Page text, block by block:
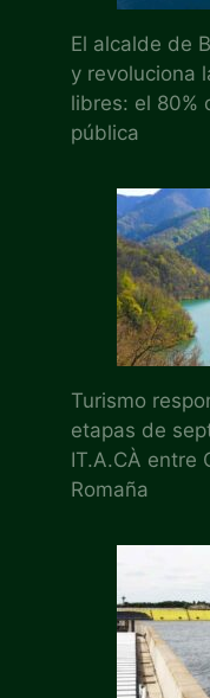
El alcalde de
y revoluciona
libres: el 80%
pública
Turismo
etapas de
IT.A.CÀ entre
Romaña